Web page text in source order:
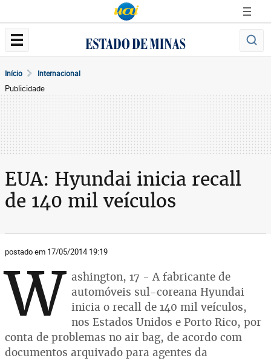
Início Internacional
Publicidade
EUA: Hyundai inicia recall
de 140 mil veículos
postado em 17/05/2014 19:19
W ashington, 17 - A fabricante de
automóveis sul-coreana Hyundai
inicia o recall de 140 mil veículos,
nos Estados Unidos e Porto Rico, por
conta de problemas no air bag, de acordo com
documentos arquivado para agentes da